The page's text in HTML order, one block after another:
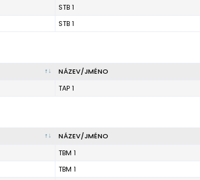
STB 1
STB 1
NÁZEV/JMÉNO
TAP 1
NÁZEV/JMÉNO
TBM 1
TBM 1